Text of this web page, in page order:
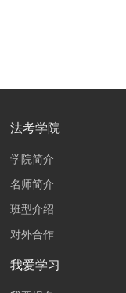
法考学院
学院简介
名师简介
班型介绍
对外合作
我爱学习